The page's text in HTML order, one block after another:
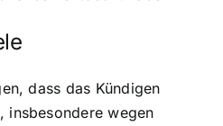
dass das Kündigen
insbesondere wegen